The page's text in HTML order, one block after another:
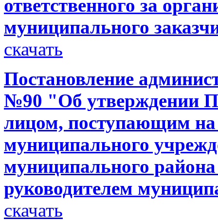
ответственного за
муниципального
скачать
Постановление
№90 "Об утверждении
лицом, поступающим на
муниципального
муниципального
руководителем
скачать